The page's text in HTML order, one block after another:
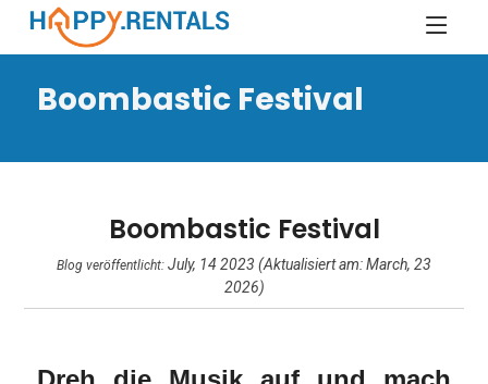
Boombastic Festival
Boombastic Festival
Blog veröffentlicht: July, 14 2023 (Aktualisiert am: March, 23
2026)